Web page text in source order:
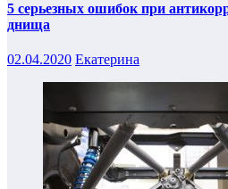
5 серьезных ошибок при
днища
02.04.2020 Екатерина